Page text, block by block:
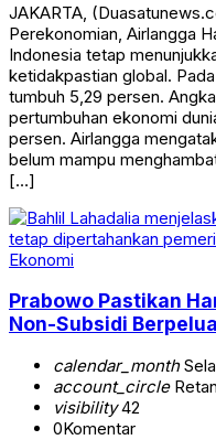
JAKARTA,
Perekonomian, Airlangga
Indonesia tetap
ketidakpastian global.
tumbuh 5,29 persen.
pertumbuhan ekonomi
persen. Airlangga
belum mampu
[…]
Ekonomi
Prabowo Pastikan
Non-Subsidi
calendar_month
account_circle
visibility42
0Komentar